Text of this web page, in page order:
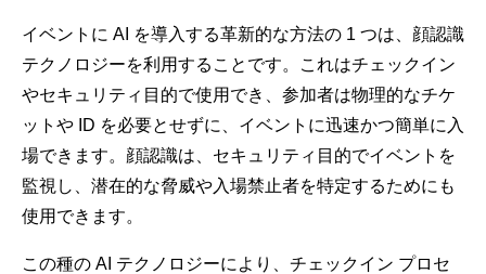
イベントに AI を導入する革新的な方法の 1 つは、顔認識
テクノロジーを利用することです。これはチェックイン
やセキュリティ目的で使用でき、参加者は物理的なチケ
ットや ID を必要とせずに、イベントに迅速かつ簡単に入
場できます。顔認識は、セキュリティ目的でイベントを
監視し、潜在的な脅威や入場禁止者を特定するためにも
使用できます。
この種の AI テクノロジーにより、チェックイン プロセ